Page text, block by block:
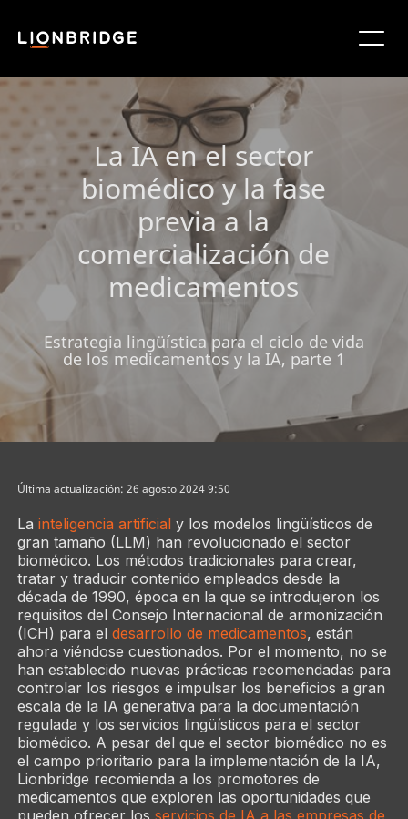
La IA en el sector
biomédico y la fase
previa a la
comercialización de
medicamentos
Estrategia lingüística para el ciclo de vida
de los medicamentos y la IA, parte 1
Última actualización: 26 agosto 2024 9:50
La inteligencia artificial y los modelos lingüísticos de
gran tamaño (LLM) han revolucionado el sector
biomédico. Los métodos tradicionales para crear,
tratar y traducir contenido empleados desde la
década de 1990, época en la que se introdujeron los
requisitos del Consejo Internacional de armonización
(ICH) para el desarrollo de medicamentos, están
ahora viéndose cuestionados. Por el momento, no se
han establecido nuevas prácticas recomendadas para
controlar los riesgos e impulsar los beneficios a gran
escala de la IA generativa para la documentación
regulada y los servicios lingüísticos para el sector
biomédico. A pesar del que el sector biomédico no es
el campo prioritario para la implementación de la IA,
Lionbridge recomienda a los promotores de
medicamentos que exploren las oportunidades que
pueden ofrecer los servicios de IA a las empresas de